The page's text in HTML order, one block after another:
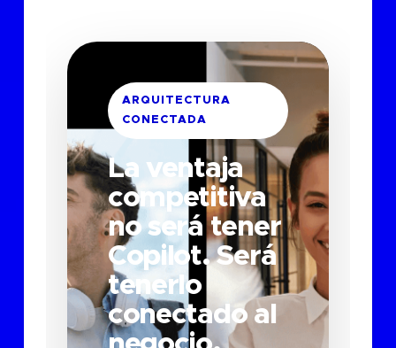
ARQUITECTURA
CONECTADA
La ventaja
competitiva
no será tener
Copilot. Será
tenerlo
conectado al